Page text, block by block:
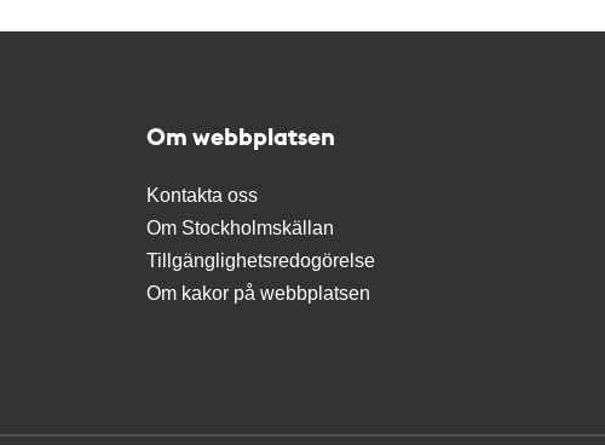
Om webbplatsen
Kontakta oss
Om Stockholmskällan
Tillgänglighetsredogörelse
Om kakor på webbplatsen